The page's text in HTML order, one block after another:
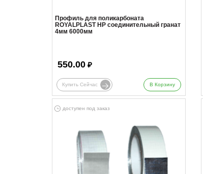
Профиль для поликарбоната
ROYALPLAST HP соединительный гранат
4мм 6000мм
550.00 ₽
Купить Сейчас В Корзину
доступен под заказ